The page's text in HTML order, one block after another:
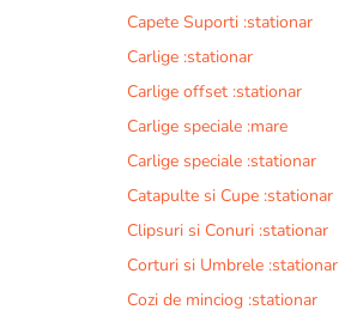
Capete Suporti :stationar
Carlige :stationar
Carlige offset :stationar
Carlige speciale :mare
Carlige speciale :stationar
Catapulte si Cupe :stationar
Clipsuri si Conuri :stationar
Corturi si Umbrele :stationar
Cozi de minciog :stationar